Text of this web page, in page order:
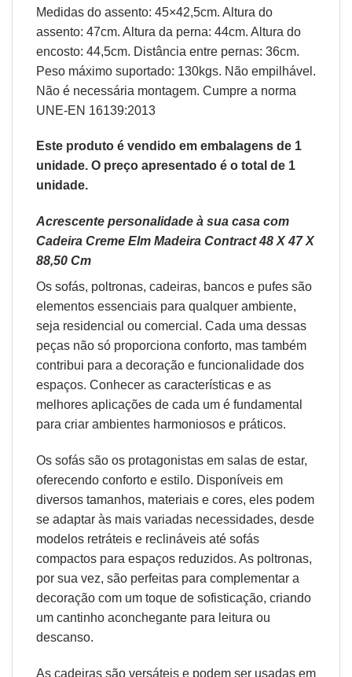
Medidas do assento: 45×42,5cm. Altura do
assento: 47cm. Altura da perna: 44cm. Altura do
encosto: 44,5cm. Distância entre pernas: 36cm.
Peso máximo suportado: 130kgs. Não empilhável.
Não é necessária montagem. Cumpre a norma
UNE-EN 16139:2013
Este produto é vendido em embalagens de 1
unidade. O preço apresentado é o total de 1
unidade.
Acrescente personalidade à sua casa com
Cadeira Creme Elm Madeira Contract 48 X 47 X
88,50 Cm
Os sofás, poltronas, cadeiras, bancos e pufes são
elementos essenciais para qualquer ambiente,
seja residencial ou comercial. Cada uma dessas
peças não só proporciona conforto, mas também
contribui para a decoração e funcionalidade dos
espaços. Conhecer as características e as
melhores aplicações de cada um é fundamental
para criar ambientes harmoniosos e práticos.
Os sofás são os protagonistas em salas de estar,
oferecendo conforto e estilo. Disponíveis em
diversos tamanhos, materiais e cores, eles podem
se adaptar às mais variadas necessidades, desde
modelos retráteis e reclináveis até sofás
compactos para espaços reduzidos. As poltronas,
por sua vez, são perfeitas para complementar a
decoração com um toque de sofisticação, criando
um cantinho aconchegante para leitura ou
descanso.
As cadeiras são versáteis e podem ser usadas em